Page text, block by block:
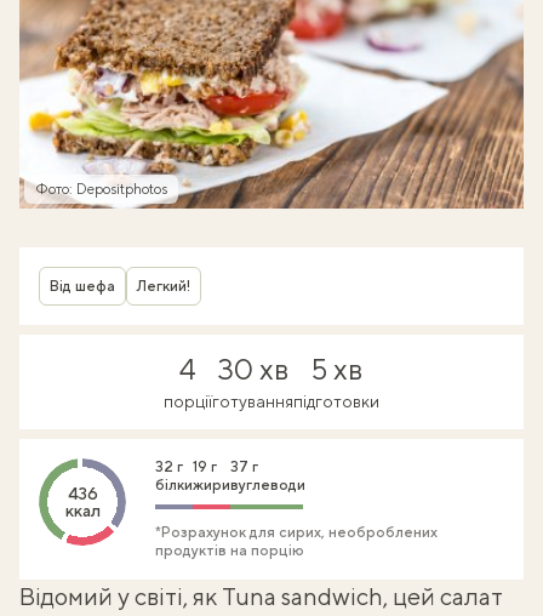
Фото: Depositphotos
Від шефа Легкий!
4
порції
30 хв
готування
5 хв
підготовки
436
ккал
32 г
білки
19 г
жири
37 г
вуглеводи
*Розрахунок для сирих, необроблених
продуктів на порцію
Відомий у світі, як Tuna sandwich, цей салат